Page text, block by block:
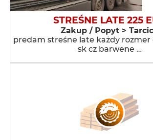
STREŚNE LATE 225
Zakup / Popyt >
predam streśne late każdy rozmer
sk cz barwene …